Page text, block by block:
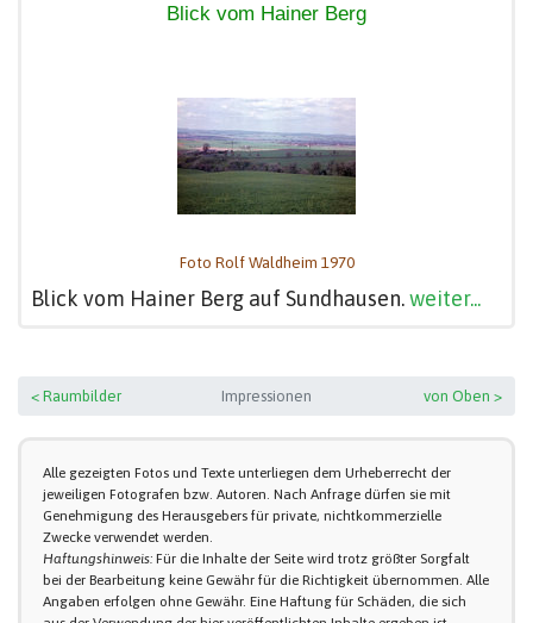
Blick vom Hainer Berg
Foto Rolf Waldheim 1970
Blick vom Hainer Berg auf Sundhausen.weiter...
< Raumbilder Impressionen von Oben >
Alle gezeigten Fotos und Texte unterliegen dem Urheberrecht der
jeweiligen Fotografen bzw. Autoren. Nach Anfrage dürfen sie mit
Genehmigung des Herausgebers für private, nichtkommerzielle
Zwecke verwendet werden.
Haftungshinweis: Für die Inhalte der Seite wird trotz größter Sorgfalt
bei der Bearbeitung keine Gewähr für die Richtigkeit übernommen. Alle
Angaben erfolgen ohne Gewähr. Eine Haftung für Schäden, die sich